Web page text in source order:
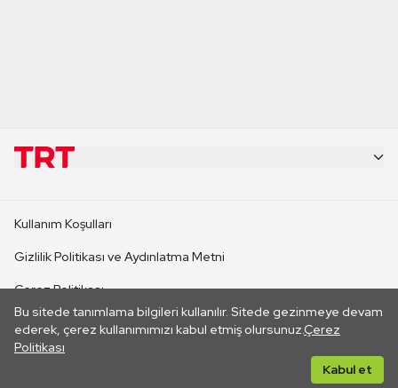
Bu sitede tanımlama bilgileri kullanılır. Sitede gezinmeye devam
ederek, çerez kullanımımızı kabul etmiş olursunuz.Çerez
Politikası
Kabul et
CANLI YAYINLAR
Kullanım Koşulları
Gizlilik Politikası ve Aydınlatma Metni
Çerez Politikası
İletişim
Her hakkı saklıdır. ©2026 TRT. Bağlantı yoluyla gidilen dış